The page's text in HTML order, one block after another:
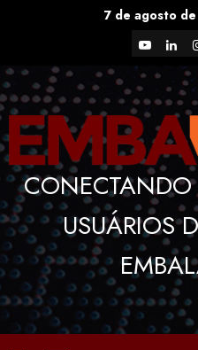
7 de agosto
YouTube
CONECTANDO
USUÁRIOS